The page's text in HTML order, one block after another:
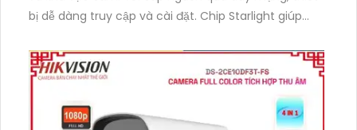
bị dễ dàng truy cập và cài đặt. Chip Starlight giúp
cả trong điều kiện thiếu sáng. Sản phẩm đáng tin cậy
cho việc giám sát an ninh.